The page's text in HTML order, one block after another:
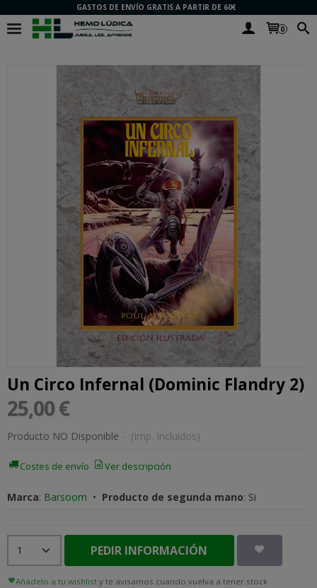
GASTOS DE ENVÍO GRATIS A PARTIR DE 60€
0
Un Circo Infernal (Dominic Flandry 2)
25,00 €
Producto NO Disponible - (Imp. Incluidos)
Costes de envío Ver descripción
Marca: Barsoom • Producto de segunda mano: Si
PEDIR INFORMACIÓN
Añádelo a tu wishlist y te avisamos cuando vuelva a tener stock